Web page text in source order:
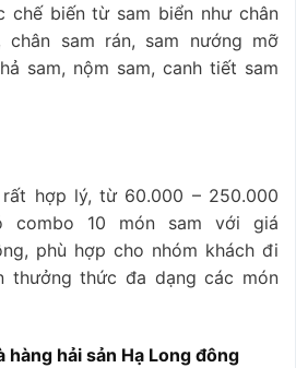
chế biến từ sam biển như chân
chân sam rán, sam nướng mỡ
sam, nộm sam, canh tiết sam
hợp lý, từ 60.000 – 250.000
combo 10 món sam với giá
phù hợp cho nhóm khách đi
thưởng thức đa dạng các món
hàng hải sản Hạ Long đông